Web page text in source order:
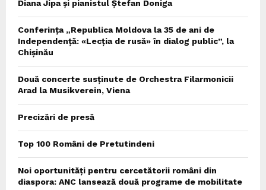
Diana Jipa și pianistul Ștefan Doniga
Conferința „Republica Moldova la 35 de ani de
Independență: «Lecția de rusă» în dialog public”, la
Chișinău
Două concerte susținute de Orchestra Filarmonicii
Arad la Musikverein, Viena
Precizări de presă
Top 100 Români de Pretutindeni
Noi oportunități pentru cercetătorii români din
diaspora: ANC lansează două programe de mobilitate